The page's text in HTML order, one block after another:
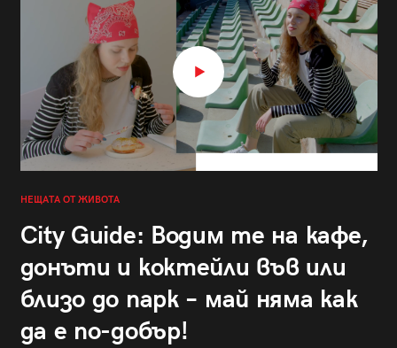
НЕЩАТА ОТ ЖИВОТА
City Guide: Водим те на кафе,
донъти и коктейли във или
близо до парк – май няма как
да е по-добър!